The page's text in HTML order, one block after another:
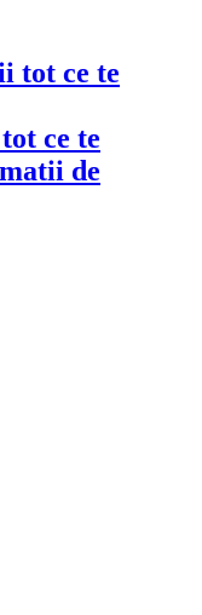
ce te
de